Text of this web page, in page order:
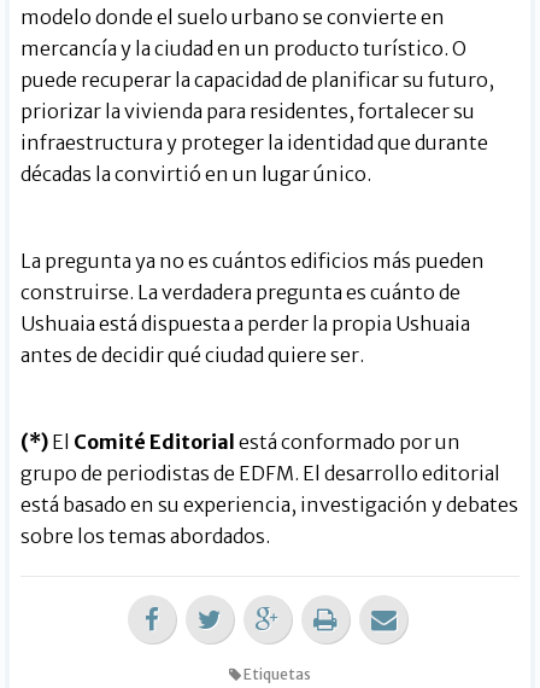
modelo donde el suelo urbano se convierte en
mercancía y la ciudad en un producto turístico. O
puede recuperar la capacidad de planificar su futuro,
priorizar la vivienda para residentes, fortalecer su
infraestructura y proteger la identidad que durante
décadas la convirtió en un lugar único.
La pregunta ya no es cuántos edificios más pueden
construirse. La verdadera pregunta es cuánto de
Ushuaia está dispuesta a perder la propia Ushuaia
antes de decidir qué ciudad quiere ser.
(*) El Comité Editorial está conformado por un
grupo de periodistas de EDFM. El desarrollo editorial
está basado en su experiencia, investigación y debates
sobre los temas abordados.
Etiquetas